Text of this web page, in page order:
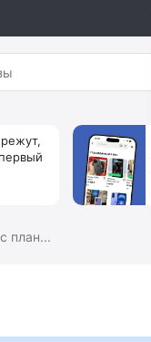
план...